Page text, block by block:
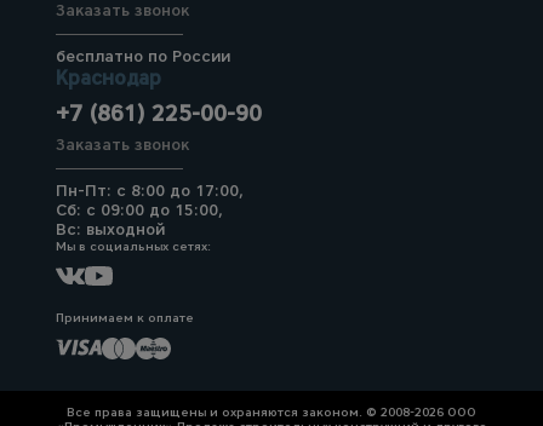
Заказать звонок
бесплатно по России
Краснодар
+7 (861) 225-00-90
Заказать звонок
Пн-Пт: с 8:00 до 17:00,
Сб: с 09:00 до 15:00,
Вс: выходной
Мы в социальных сетях:
Принимаем к оплате
Все права защищены и охраняются законом. © 2008-2026 ООО